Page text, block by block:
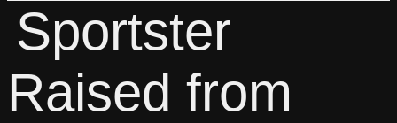
Sportster
Raised from